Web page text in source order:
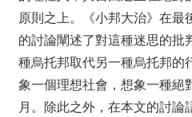
原則之上。《小邦大治》在最
的討論闡述了對這種迷思的批
種烏托邦取代另一種烏托邦的
象一個理想社會，想象一種絕
月。除此之外，在本文的討論